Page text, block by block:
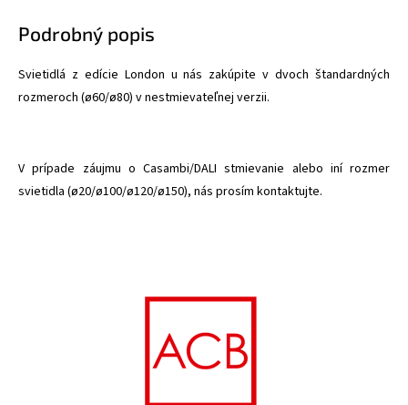
Podrobný popis
Svietidlá z edície London u nás zakúpite v dvoch štandardných
rozmeroch (ø60/ø80) v nestmievateľnej verzii.
V prípade záujmu o Casambi/DALI stmievanie alebo iní rozmer
svietidla (ø20/ø100/ø120/ø150), nás prosím kontaktujte.